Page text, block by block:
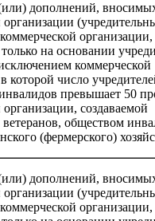
дополнений,
организации
организации,
на основании
коммерческой
которой число
превышает 50
создаваемой
обществом
(фермерского)
дополнений,
организации
организации,